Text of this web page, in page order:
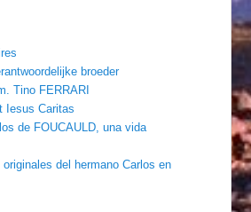
broeder
Tino FERRARI
Iesus Caritas
de FOUCAULD, una vida
del hermano Carlos en